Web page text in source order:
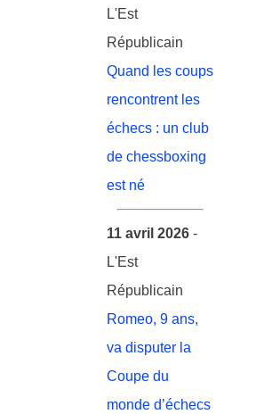
L'Est
Républicain
Quand les coups
rencontrent les
échecs : un club
de chessboxing
est né
11 avril 2026 -
L'Est
Républicain
Romeo, 9 ans,
va disputer la
Coupe du
monde d’échecs